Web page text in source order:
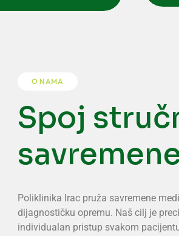
O NAMA
Spoj
Poliklinika Irac pruža savremene
dijagnostičku opremu. Naš cilj je
individualan pristup svakom